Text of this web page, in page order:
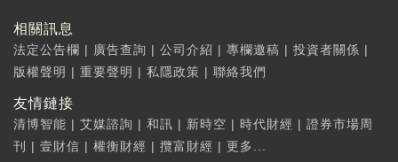
相關訊息
法定公告欄 | 廣告查詢 | 公司介紹 | 專欄邀稿 | 投資者關係 |
版權聲明 | 重要聲明 | 私隱政策 | 聯絡我們
友情鏈接
清博智能 | 艾媒諮詢 | 和訊 | 新時空 | 時代財經 | 證券市場周
刊
| 壹財信 | 權衡財經 | 攬富財經 | 更多...